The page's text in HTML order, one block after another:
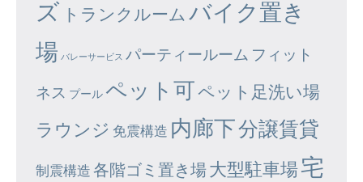
ズ トランクルーム バイク置き
場 バレーサービス パーティールーム フィット
ネス プール ペット可ペット足洗い場
ラウンジ 免震構造 内廊下分譲賃貸
制震構造 各階ゴミ置き場大型駐車場宅